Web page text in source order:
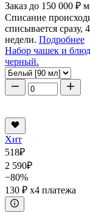
Заказ до 150 000 ₽
Списание
списывается сразу,
недели. Подробнее
Набор чашек и
черный.
Хит
518₽
2 590₽
−80%
130 ₽ x4 платежа